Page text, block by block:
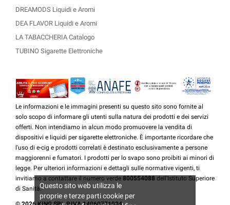
DREAMODS Liquidi e Aromi
DEA FLAVOR Liquidi e Aromi
LA TABACCHERIA Catalogo
TUBINO Sigarette Elettroniche
Le informazioni e le immagini presenti su questo sito sono fornite al
solo scopo di informare gli utenti sulla natura dei prodotti e dei servizi
offerti. Non intendiamo in alcun modo promuovere la vendita di
dispositivi e liquidi per sigarette elettroniche. È importante ricordare che
l'uso di e-cig e prodotti correlati è destinato esclusivamente a persone
maggiorenni e fumatori. I prodotti per lo svapo sono proibiti ai minori di
legge. Per ulteriori informazioni e dettagli sulle normative vigenti, ti
invitiamo a contattare il numero verde 800554088 dell'Istituto Superiore
di Sanità.Questo sito web utilizza le
proprie e terze parti cookie per